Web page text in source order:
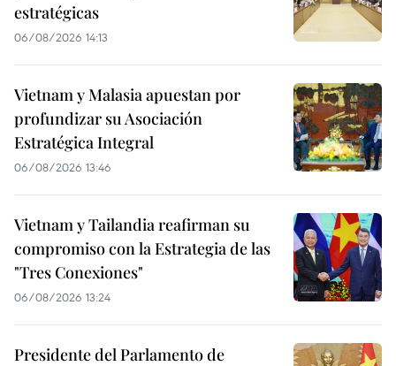
estratégicas
06/08/2026 14:13
Vietnam y Malasia apuestan por
profundizar su Asociación
Estratégica Integral
06/08/2026 13:46
Vietnam y Tailandia reafirman su
compromiso con la Estrategia de las
"Tres Conexiones"
06/08/2026 13:24
Presidente del Parlamento de